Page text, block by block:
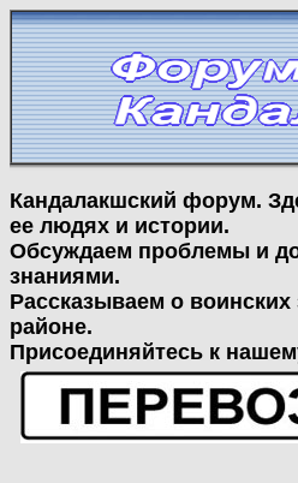
Кандалакшский форум.
ее людях и истории.
Обсуждаем проблемы и
знаниями.
Рассказываем о
районе.
Присоединяйтесь к